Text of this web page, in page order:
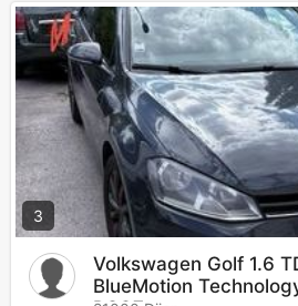
3
Volkswagen Golf 1.6
BlueMotion